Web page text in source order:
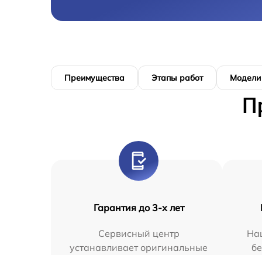
Преимущества Этапы работ Модели
Гарантия до 3-х лет
Сервисный центр
устанавливает оригинальные